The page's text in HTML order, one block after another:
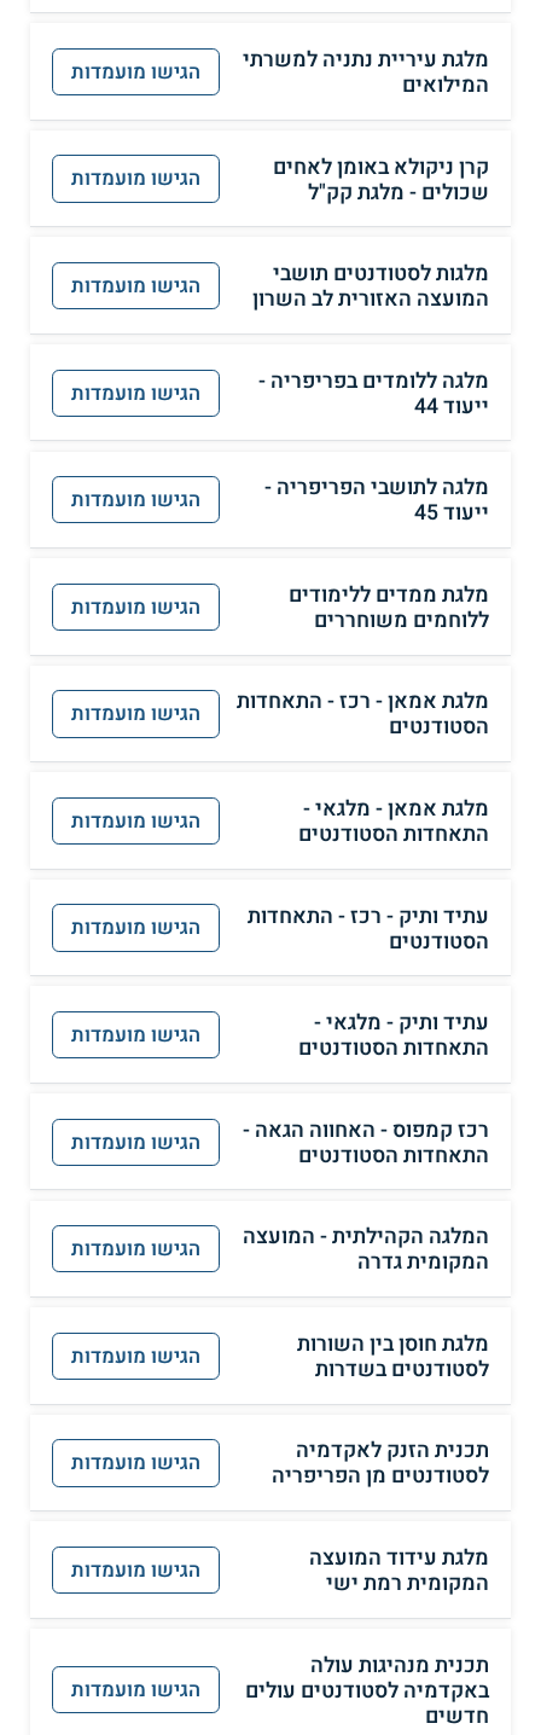
מלגת עיריית נתניה למשרתי
המילואים
הגישו מועמדות
קרן ניקולא באומן לאחים
שכולים - מלגת קק"ל
הגישו מועמדות
מלגות לסטודנטים תושבי
המועצה האזורית לב השרון
הגישו מועמדות
מלגה ללומדים בפריפריה -
ייעוד 44
הגישו מועמדות
מלגה לתושבי הפריפריה -
ייעוד 45
הגישו מועמדות
מלגת ממדים ללימודים
ללוחמים משוחררים
הגישו מועמדות
מלגת אמאן - רכז - התאחדות
הסטודנטים
הגישו מועמדות
מלגת אמאן - מלגאי -
התאחדות הסטודנטים
הגישו מועמדות
עתיד ותיק - רכז - התאחדות
הסטודנטים
הגישו מועמדות
עתיד ותיק - מלגאי -
התאחדות הסטודנטים
הגישו מועמדות
רכז קמפוס - האחווה הגאה -
התאחדות הסטודנטים
הגישו מועמדות
המלגה הקהילתית - המועצה
המקומית גדרה
הגישו מועמדות
מלגת חוסן בין השורות
לסטודנטים בשדרות
הגישו מועמדות
תכנית הזנק לאקדמיה
לסטודנטים מן הפריפריה
הגישו מועמדות
מלגת עידוד המועצה
המקומית רמת ישי
הגישו מועמדות
תכנית מנהיגות עולה
באקדמיה לסטודנטים עולים
חדשים
הגישו מועמדות